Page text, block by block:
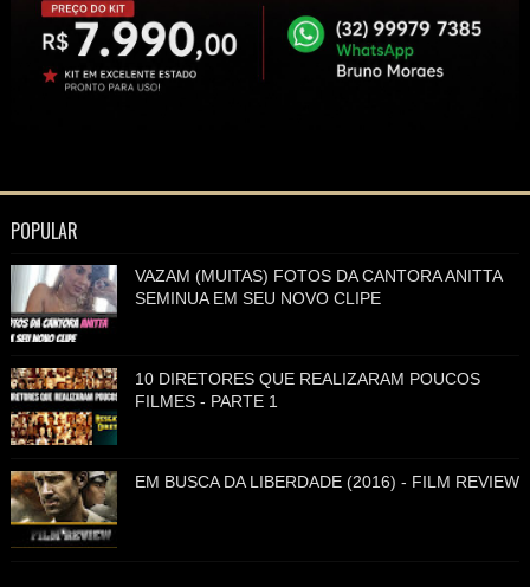
POPULAR
VAZAM (MUITAS) FOTOS DA CANTORA ANITTA
SEMINUA EM SEU NOVO CLIPE
10 DIRETORES QUE REALIZARAM POUCOS
FILMES - PARTE 1
EM BUSCA DA LIBERDADE (2016) - FILM REVIEW